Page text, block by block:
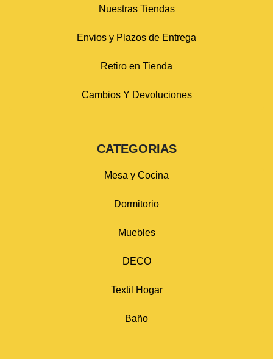
Nuestras Tiendas
Envios y Plazos de Entrega
Retiro en Tienda
Cambios Y Devoluciones
CATEGORIAS
Mesa y Cocina
Dormitorio
Muebles
DECO
Textil Hogar
Baño